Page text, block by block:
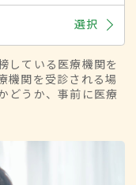
選択
している医療機関を
機関を受診される場
どうか、事前に医療